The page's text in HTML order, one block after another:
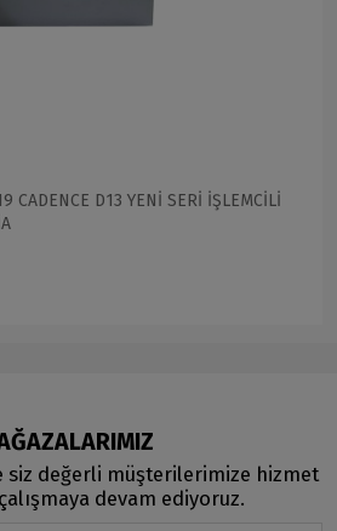
CADENCE D13 YENİ SERİ İŞLEMCİLİ
siz değerli müşterilerimize hizmet
devam ediyoruz.